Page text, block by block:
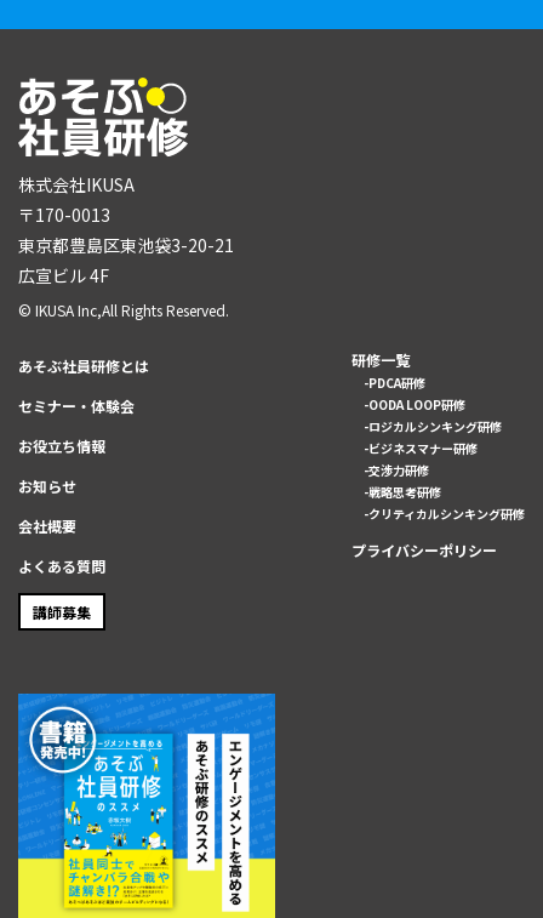
株式会社IKUSA
〒170-0013
東京都豊島区東池袋3-20-21
広宣ビル 4F
© IKUSA Inc,All Rights Reserved.
あそぶ社員研修とは
セミナー・体験会
お役立ち情報
お知らせ
会社概要
よくある質問
講師募集
研修一覧
PDCA研修
OODA LOOP研修
ロジカルシンキング研修
ビジネスマナー研修
交渉力研修
戦略思考研修
クリティカルシンキング研修
プライバシーポリシー